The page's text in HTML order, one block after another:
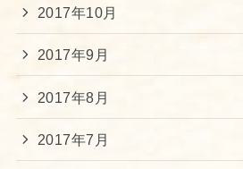
2017年10月
2017年9月
2017年8月
2017年7月